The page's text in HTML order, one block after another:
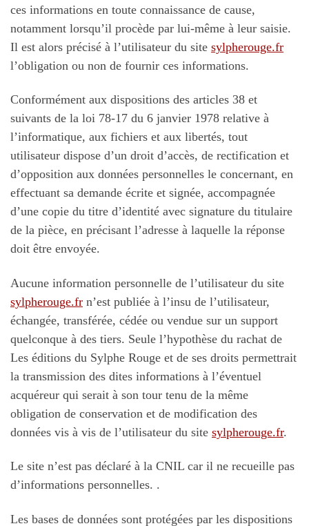
ces informations en toute connaissance de cause,
notamment lorsqu’il procède par lui-même à leur saisie.
Il est alors précisé à l’utilisateur du site sylpherouge.fr
l’obligation ou non de fournir ces informations.
Conformément aux dispositions des articles 38 et
suivants de la loi 78-17 du 6 janvier 1978 relative à
l’informatique, aux fichiers et aux libertés, tout
utilisateur dispose d’un droit d’accès, de rectification et
d’opposition aux données personnelles le concernant, en
effectuant sa demande écrite et signée, accompagnée
d’une copie du titre d’identité avec signature du titulaire
de la pièce, en précisant l’adresse à laquelle la réponse
doit être envoyée.
Aucune information personnelle de l’utilisateur du site
sylpherouge.fr n’est publiée à l’insu de l’utilisateur,
échangée, transférée, cédée ou vendue sur un support
quelconque à des tiers. Seule l’hypothèse du rachat de
Les éditions du Sylphe Rouge et de ses droits permettrait
la transmission des dites informations à l’éventuel
acquéreur qui serait à son tour tenu de la même
obligation de conservation et de modification des
données vis à vis de l’utilisateur du site sylpherouge.fr.
Le site n’est pas déclaré à la CNIL car il ne recueille pas
d’informations personnelles. .
Les bases de données sont protégées par les dispositions